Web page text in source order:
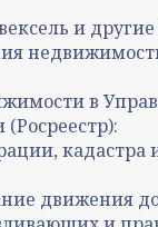
и
в
движения